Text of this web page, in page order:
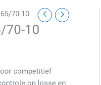
70-10
70-10
competitief